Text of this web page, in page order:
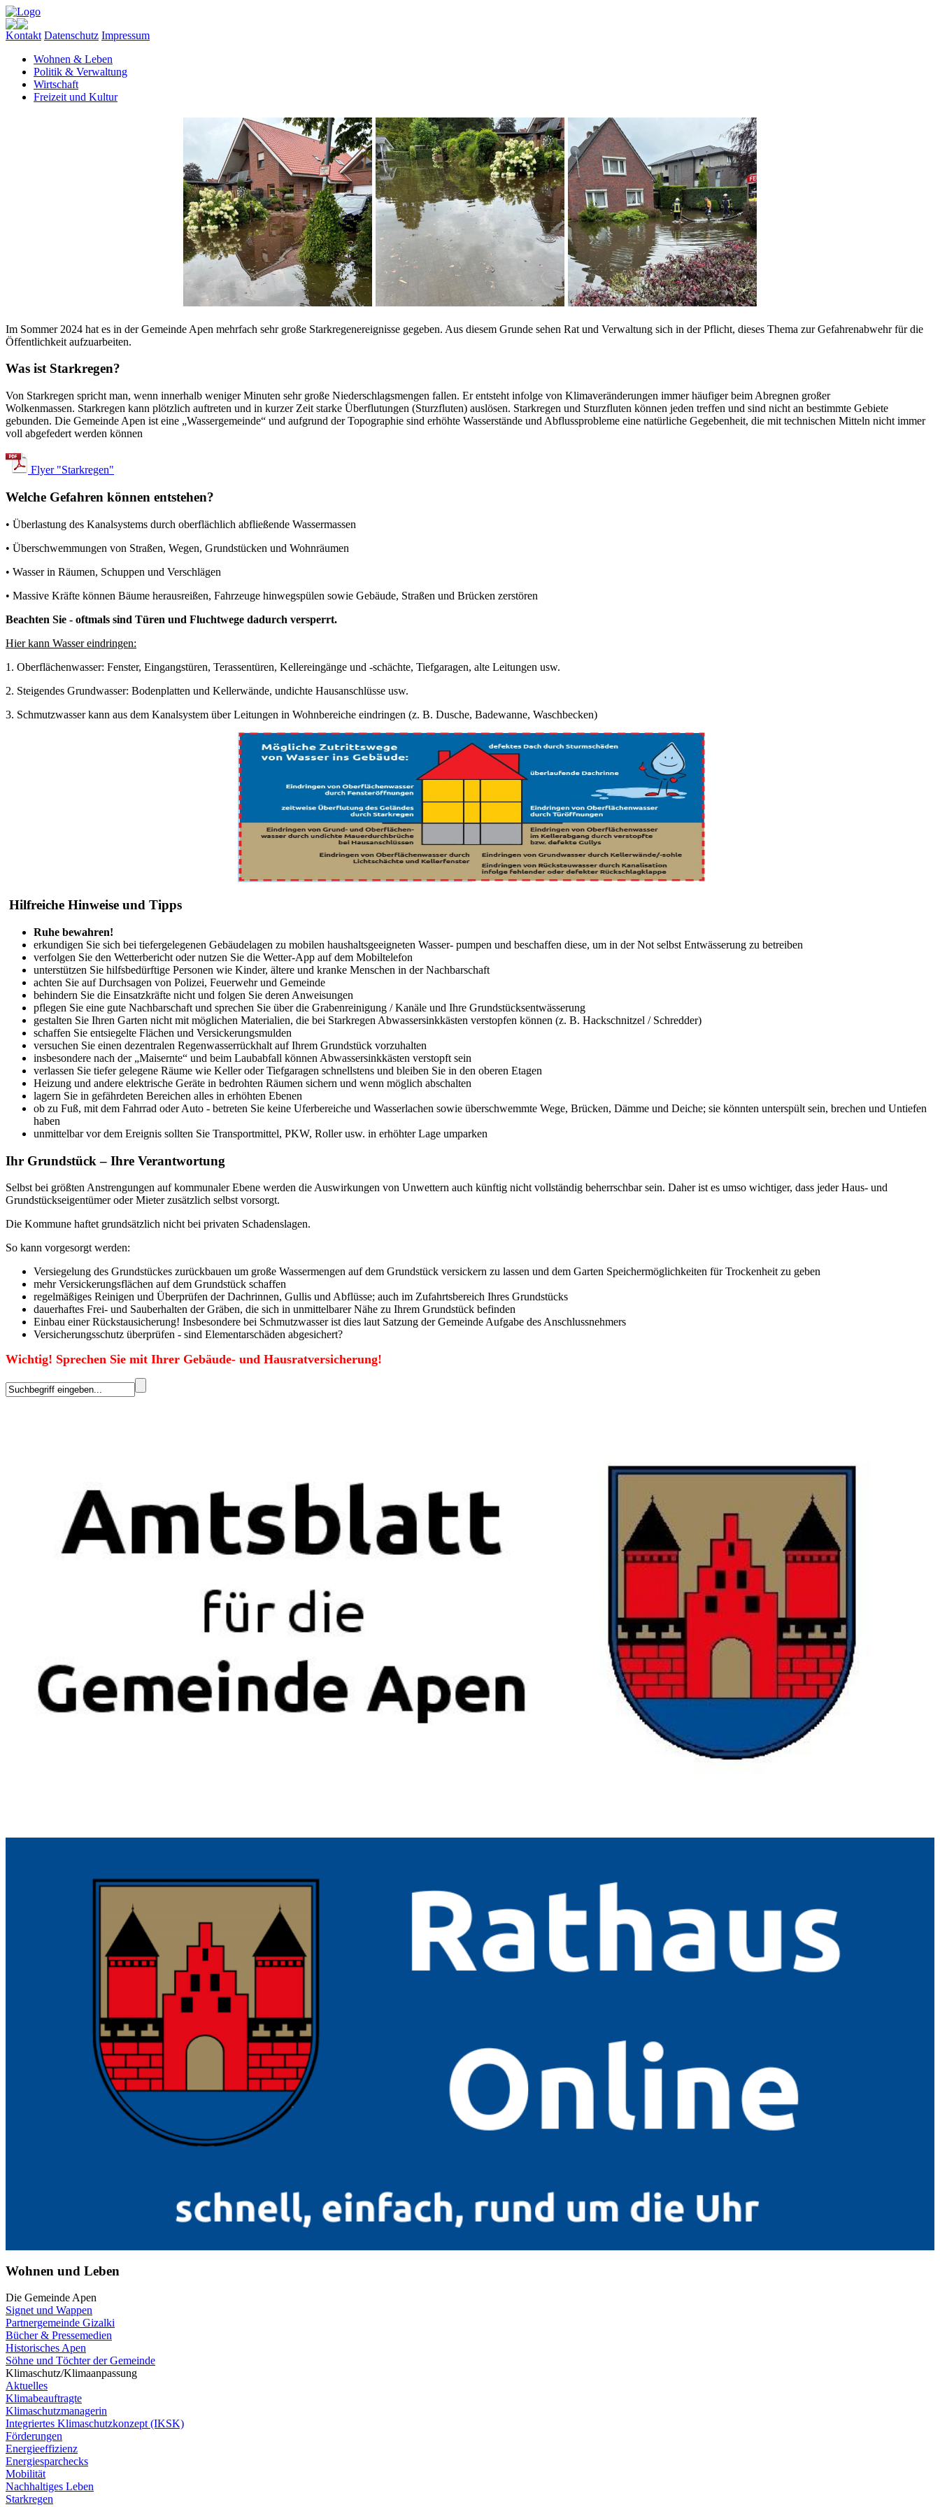
Kontakt Datenschutz Impressum
Wohnen & Leben
Politik & Verwaltung
Wirtschaft
Freizeit und Kultur
Im Sommer 2024 hat es in der Gemeinde Apen mehrfach sehr große Starkregenereignisse gegeben. Aus diesem Grunde sehen Rat und Verwaltung sich in der Pflicht, dieses Thema zur Gefahrenabwehr für die
Öffentlichkeit aufzuarbeiten.
Was ist Starkregen?
Von Starkregen spricht man, wenn innerhalb weniger Minuten sehr große Niederschlagsmengen fallen. Er entsteht infolge von Klimaveränderungen immer häufiger beim Abregnen großer
Wolkenmassen. Starkregen kann plötzlich auftreten und in kurzer Zeit starke Überflutungen (Sturzfluten) auslösen. Starkregen und Sturzfluten können jeden treffen und sind nicht an bestimmte Gebiete
gebunden. Die Gemeinde Apen ist eine „Wassergemeinde“ und aufgrund der Topographie sind erhöhte Wasserstände und Abflussprobleme eine natürliche Gegebenheit, die mit technischen Mitteln nicht immer
voll abgefedert werden können
Flyer "Starkregen"
Welche Gefahren können entstehen?
• Überlastung des Kanalsystems durch oberflächlich abfließende Wassermassen
• Überschwemmungen von Straßen, Wegen, Grundstücken und Wohnräumen
• Wasser in Räumen, Schuppen und Verschlägen
• Massive Kräfte können Bäume herausreißen, Fahrzeuge hinwegspülen sowie Gebäude, Straßen und Brücken zerstören
Beachten Sie - oftmals sind Türen und Fluchtwege dadurch versperrt.
Hier kann Wasser eindringen:
1. Oberflächenwasser: Fenster, Eingangstüren, Terassentüren, Kellereingänge und -schächte, Tiefgaragen, alte Leitungen usw.
2. Steigendes Grundwasser: Bodenplatten und Kellerwände, undichte Hausanschlüsse usw.
3. Schmutzwasserkann aus dem Kanalsystem über Leitungen in Wohnbereiche eindringen (z. B. Dusche, Badewanne, Waschbecken)
Hilfreiche Hinweise und Tipps
Ruhe bewahren!
erkundigen Sie sich bei tiefergelegenen Gebäudelagen zu mobilen haushaltsgeeigneten Wasser- pumpen und beschaffen diese, um in der Not selbst Entwässerung zu betreiben
verfolgen Sie den Wetterbericht oder nutzen Sie die Wetter-App auf dem Mobiltelefon
unterstützen Sie hilfsbedürftige Personen wie Kinder, ältere und kranke Menschen in der Nachbarschaft
achten Sie auf Durchsagen von Polizei, Feuerwehr und Gemeinde
behindern Sie die Einsatzkräfte nicht und folgen Sie deren Anweisungen
pflegen Sie eine gute Nachbarschaft und sprechen Sie über die Grabenreinigung / Kanäle und Ihre Grundstücksentwässerung
gestalten Sie Ihren Garten nicht mit möglichen Materialien, die bei Starkregen Abwassersinkkästen verstopfen können (z. B. Hackschnitzel / Schredder)
schaffen Sie entsiegelte Flächen und Versickerungsmulden
versuchen Sie einen dezentralen Regenwasserrückhalt auf Ihrem Grundstück vorzuhalten
insbesondere nach der „Maisernte“ und beim Laubabfall können Abwassersinkkästen verstopft sein
verlassen Sie tiefer gelegene Räume wie Keller oder Tiefgaragen schnellstens und bleiben Sie in den oberen Etagen
Heizung und andere elektrische Geräte in bedrohten Räumen sichern und wenn möglich abschalten
lagern Sie in gefährdeten Bereichen alles in erhöhten Ebenen
ob zu Fuß, mit dem Fahrrad oder Auto - betreten Sie keine Uferbereiche und Wasserlachen sowie überschwemmte Wege, Brücken, Dämme und Deiche; sie könnten unterspült sein, brechen und Untiefen
haben
unmittelbar vor dem Ereignis sollten Sie Transportmittel, PKW, Roller usw. in erhöhter Lage umparken
Ihr Grundstück – Ihre Verantwortung
Selbst bei größten Anstrengungen auf kommunaler Ebene werden die Auswirkungen von Unwettern auch künftig nicht vollständig beherrschbar sein. Daher ist es umso wichtiger, dass jeder Haus- und
Grundstückseigentümer oder Mieter zusätzlich selbst vorsorgt.
Die Kommune haftet grundsätzlich nicht bei privaten Schadenslagen.
So kann vorgesorgt werden:
Versiegelung des Grundstückes zurückbauen um große Wassermengen auf dem Grundstück versickern zu lassen und dem Garten Speichermöglichkeiten für Trockenheit zu geben
mehr Versickerungsflächen auf dem Grundstück schaffen
regelmäßiges Reinigen und Überprüfen der Dachrinnen, Gullis und Abflüsse; auch im Zufahrtsbereich Ihres Grundstücks
dauerhaftes Frei- und Sauberhalten der Gräben, die sich in unmittelbarer Nähe zu Ihrem Grundstück befinden
Einbau einer Rückstausicherung! Insbesondere bei Schmutzwasser ist dies laut Satzung der Gemeinde Aufgabe des Anschlussnehmers
Versicherungsschutz überprüfen - sind Elementarschäden abgesichert?
Wichtig! Sprechen Sie mit Ihrer Gebäude- und Hausratversicherung!
Wohnen und Leben
Die Gemeinde Apen
Signet und Wappen
Partnergemeinde Gizalki
Bücher & Pressemedien
Historisches Apen
Söhne und Töchter der Gemeinde
Klimaschutz/Klimaanpassung
Aktuelles
Klimabeauftragte
Klimaschutzmanagerin
Integriertes Klimaschutzkonzept (IKSK)
Förderungen
Energieeffizienz
Energiesparchecks
Mobilität
Nachhaltiges Leben
Starkregen